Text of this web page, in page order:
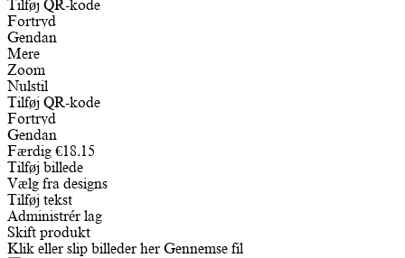
Tilføj QR-kode
Fortryd
Gendan
Mere
Zoom
Nulstil
Tilføj QR-kode
Fortryd
Gendan
Færdig €18.15
Tilføj billede
Vælg fra designs
Tilføj tekst
Administrér lag
Skift produkt
Klik eller slip billeder her Gennemse fil